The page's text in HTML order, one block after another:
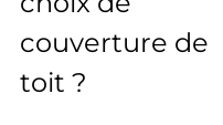
couverture de
toit ?